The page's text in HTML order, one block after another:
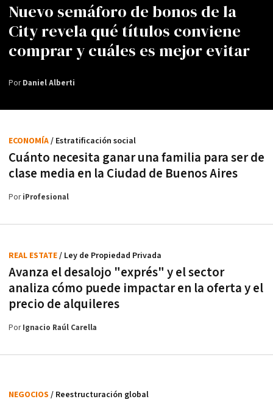
Nuevo semáforo de bonos de la
City revela qué títulos conviene
comprar y cuáles es mejor evitar
PorDaniel Alberti
Cuánto necesita ganar una familia para ser de
clase media en la Ciudad de Buenos Aires
ECONOMÍA/ Estratificación social
PoriProfesional
Avanza el desalojo "exprés" y el sector
analiza cómo puede impactar en la oferta y el
precio de alquileres
REAL ESTATE/ Ley de Propiedad Privada
PorIgnacio Raúl Carella
NEGOCIOS / Reestructuración global